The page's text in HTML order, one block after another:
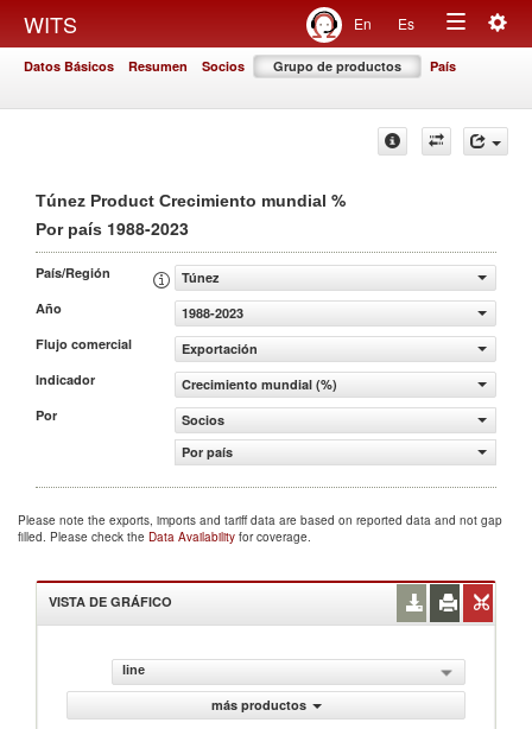
WITS En Es
Toggle
Datos Básicos Resumen Socios Grupo de productos País
Túnez Product Crecimiento mundial %
Por país 1988-2023
País/Región
Túnez
Año
1988-2023
Flujo comercial
Exportación
Indicador
Crecimiento mundial (%)
Por
Socios
Por país
Please note the exports, imports and tariff data are based on reported data and not gap
filled. Please check the Data Availability for coverage.
VISTA DE GRÁFICO
line
más productos